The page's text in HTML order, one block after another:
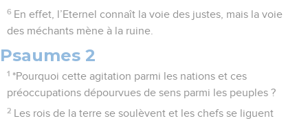
6 En effet, l’Eternel connaît la voie des justes, mais la voie
des méchants mène à la ruine.
Psaumes 2
1 *Pourquoi cette agitation parmi les nations et ces
préoccupations dépourvues de sens parmi les peuples ?
2 Les rois de la terre se soulèvent et les chefs se liguent